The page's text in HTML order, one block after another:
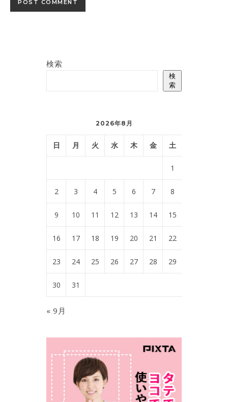
検索
検
索
2026年8月
日 月 火 水 木 金 土
1
2 3 4 5 6 7 8
9 10 11 12 13 14 15
16 17 18 19 20 21 22
23 24 25 26 27 28 29
30 31
« 9月